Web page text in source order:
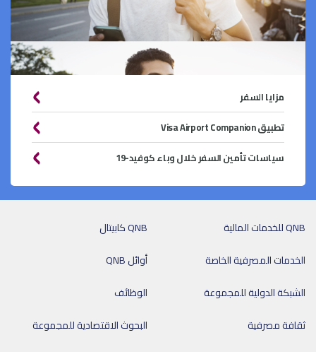
مزايا السفر
تطبيق Visa Airport Companion
سياسات تأمين السفر خلال وباء كوفيد-19
QNB كابيتال
QNB للخدمات المالية
أوائل QNB
الخدمات المصرفية الخاصة
الوظائف
الشبكة الدولية للمجموعة
البحوث الاقتصادية للمجموعة
ثقافة مصرفية